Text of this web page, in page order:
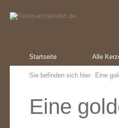
Startseite Alle
Sie befinden sich hier: Eine
Eine